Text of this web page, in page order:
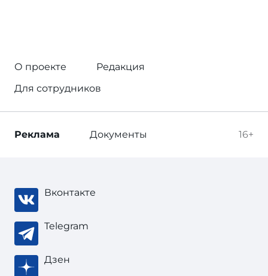
О проекте
Редакция
Для сотрудников
16+
Реклама Документы
Вконтакте
Telegram
Дзен